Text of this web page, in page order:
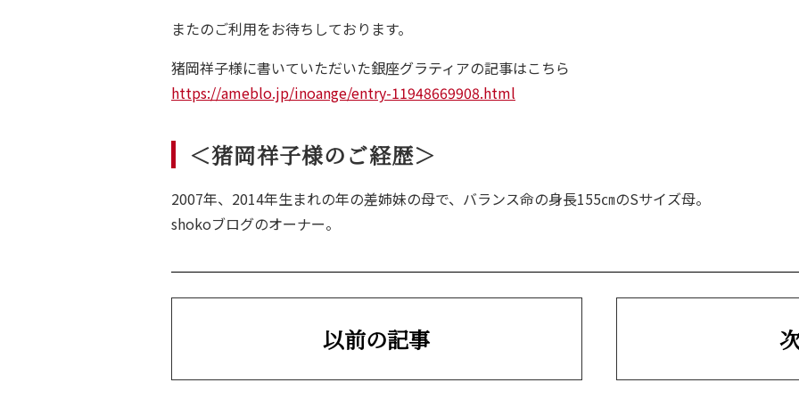
Q&A
Voice お客さまの声
またのご利用をお待ちしております。
猪岡祥子様に書いていただいた銀座グラティアの記事はこちら
https://ameblo.jp/inoange/entry-11948669908.html
＜猪岡祥子様のご経歴＞
2007年、2014年生まれの年の差姉妹の母で、バランス命の身長155㎝のSサイズ母。
shokoブログのオーナー。
以前の記事